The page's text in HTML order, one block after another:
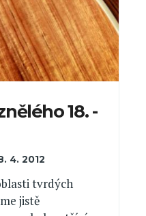
18. -
4. 2012
tvrdých
jistě